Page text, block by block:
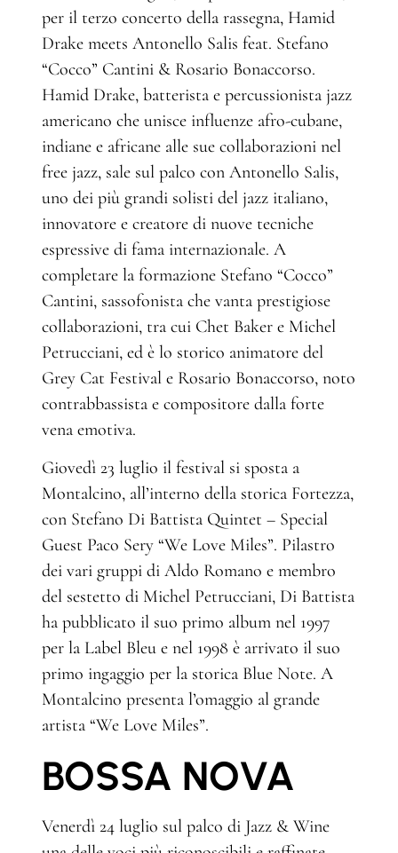
per il terzo concerto della rassegna, Hamid
Drake meets Antonello Salis feat. Stefano
“Cocco” Cantini & Rosario Bonaccorso.
Hamid Drake, batterista e percussionista jazz
americano che unisce influenze afro-cubane,
indiane e africane alle sue collaborazioni nel
free jazz, sale sul palco con Antonello Salis,
uno dei più grandi solisti del jazz italiano,
innovatore e creatore di nuove tecniche
espressive di fama internazionale. A
completare la formazione Stefano “Cocco”
Cantini, sassofonista che vanta prestigiose
collaborazioni, tra cui Chet Baker e Michel
Petrucciani, ed è lo storico animatore del
Grey Cat Festival e Rosario Bonaccorso, noto
contrabbassista e compositore dalla forte
vena emotiva.
Giovedì 23 luglio il festival si sposta a
Montalcino, all’interno della storica Fortezza,
con Stefano Di Battista Quintet – Special
Guest Paco Sery “We Love Miles”. Pilastro
dei vari gruppi di Aldo Romano e membro
del sestetto di Michel Petrucciani, Di Battista
ha pubblicato il suo primo album nel 1997
per la Label Bleu e nel 1998 è arrivato il suo
primo ingaggio per la storica Blue Note. A
Montalcino presenta l’omaggio al grande
artista “We Love Miles”.
BOSSA NOVA
Venerdì 24 luglio sul palco di Jazz & Wine